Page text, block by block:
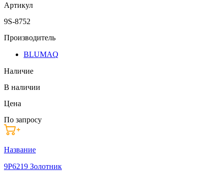
Артикул
9S-8752
Производитель
BLUMAQ
Наличие
В наличии
Цена
По запросу
Название
9P6219 Золотник